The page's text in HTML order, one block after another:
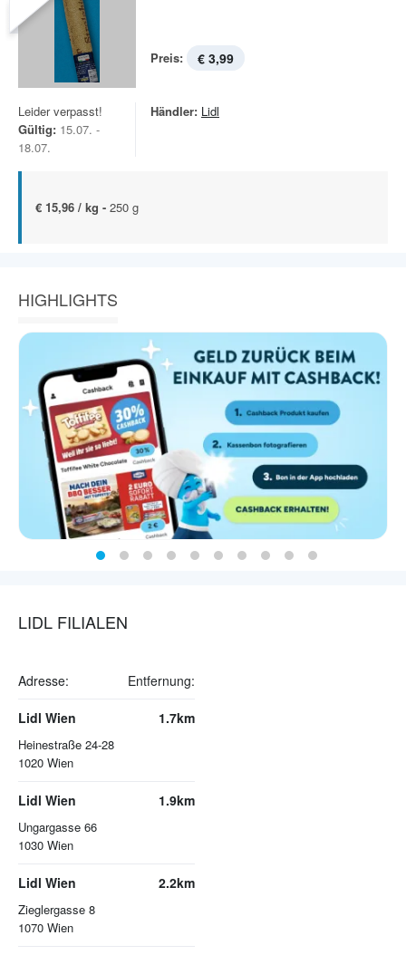
Preis: € 3,99
Leider verpasst!
Gültig: 15.07. -
18.07.
Händler: Lidl
€ 15,96 / kg - 250 g
HIGHLIGHTS
LIDL FILIALEN
Adresse: Entfernung:
Lidl Wien
Heinestraße 24-28
1020 Wien
1.7km
Lidl Wien
Ungargasse 66
1030 Wien
1.9km
Lidl Wien
Zieglergasse 8
1070 Wien
2.2km